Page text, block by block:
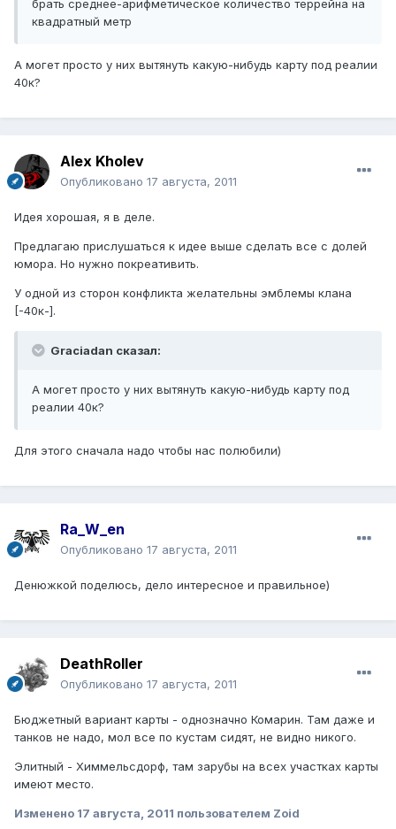
брать среднее-арифметическое количество террейна на
квадратный метр
А могет просто у них вытянуть какую-нибудь карту под реалии
40к?
Alex Kholev
Опубликовано 17 августа, 2011
Идея хорошая, я в деле.
Предлагаю прислушаться к идее выше сделать все с долей
юмора. Но нужно покреативить.
У одной из сторон конфликта желательны эмблемы клана
[-40к-].
Graciadan сказал:
А могет просто у них вытянуть какую-нибудь карту под
реалии 40к?
Для этого сначала надо чтобы нас полюбили)
Ra_W_en
Опубликовано 17 августа, 2011
Денюжкой поделюсь, дело интересное и правильное)
DeathRoller
Опубликовано 17 августа, 2011
Бюджетный вариант карты - однозначно Комарин. Там даже и
танков не надо, мол все по кустам сидят, не видно никого.
Элитный - Химмельсдорф, там зарубы на всех участках карты
имеют место.
Изменено 17 августа, 2011 пользователем Zoid